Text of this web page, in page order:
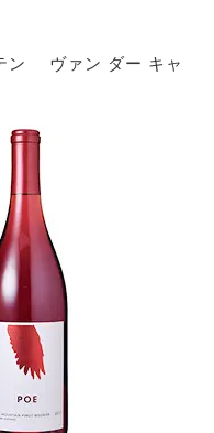
ン ヴァン ダー キャ